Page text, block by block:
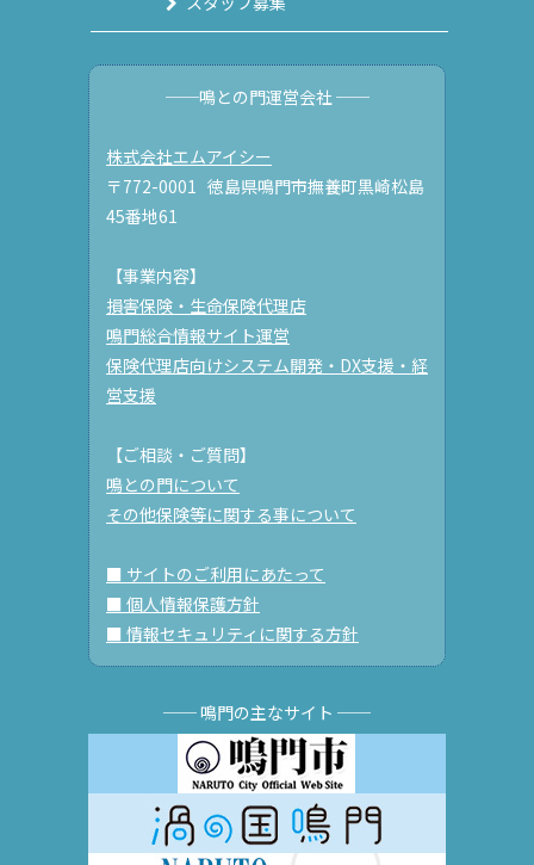
──鳴との門運営会社 ──
株式会社エムアイシー
〒772-0001 徳島県鳴門市撫養町黒崎松島
45番地61
【事業内容】
損害保険・生命保険代理店
鳴門総合情報サイト運営
保険代理店向けシステム開発・DX支援・経
営支援
【ご相談・ご質問】
鳴との門について
その他保険等に関する事について
■ サイトのご利用にあたって
■ 個人情報保護方針
■ 情報セキュリティに関する方針
── 鳴門の主なサイト ──